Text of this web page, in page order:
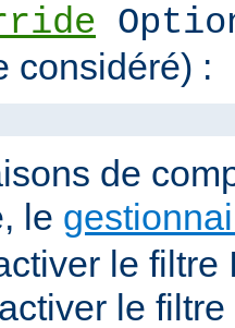
considéré) :
de
le
le filtre
le